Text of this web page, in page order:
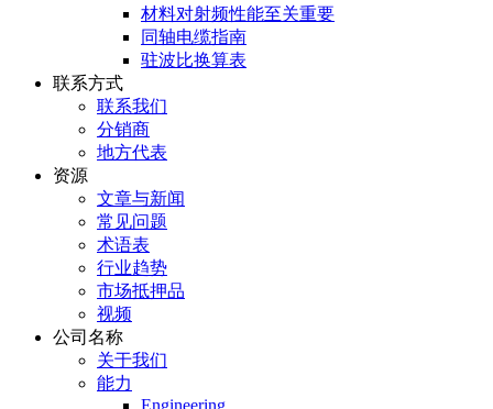
材料对射频性能至关重要
同轴电缆指南
驻波比换算表
联系方式
联系我们
分销商
地方代表
资源
文章与新闻
常见问题
术语表
行业趋势
市场抵押品
视频
公司名称
关于我们
能力